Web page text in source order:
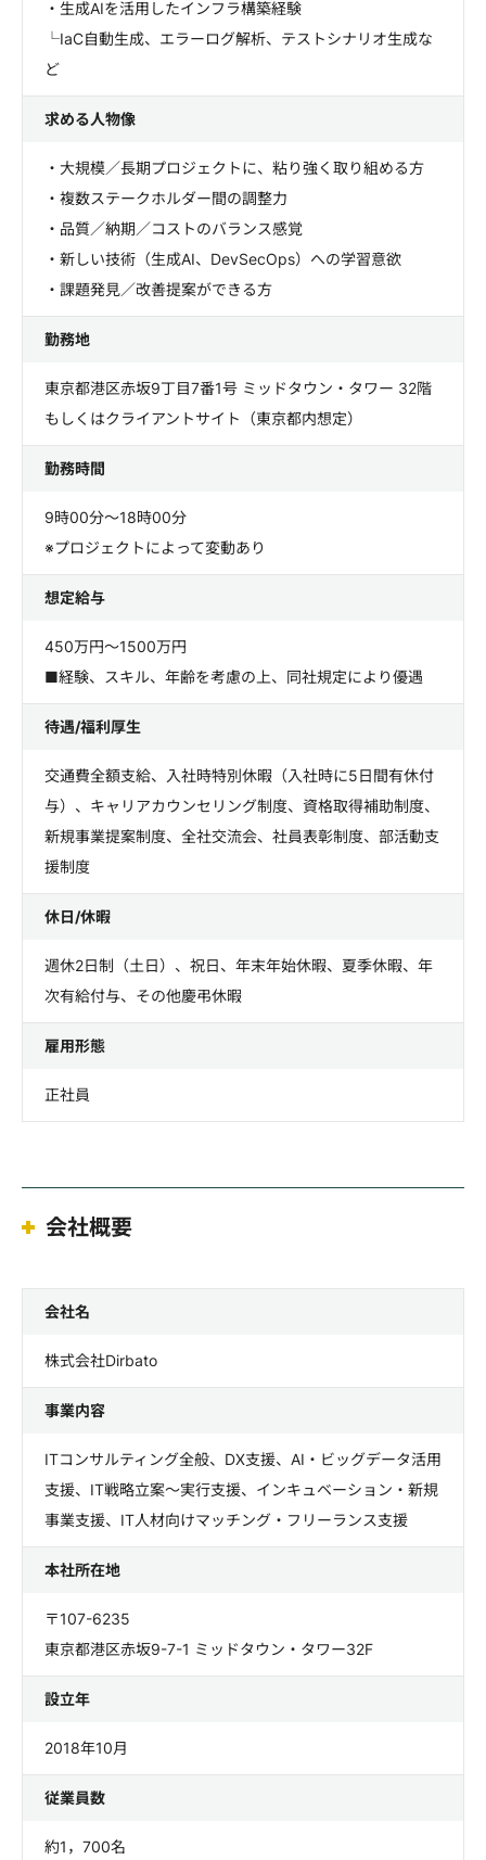
・生成AIを活用したインフラ構築経験
└IaC自動生成、エラーログ解析、テストシナリオ生成な
ど
求める人物像
・大規模／長期プロジェクトに、粘り強く取り組める方
・複数ステークホルダー間の調整力
・品質／納期／コストのバランス感覚
・新しい技術（生成AI、DevSecOps）への学習意欲
・課題発見／改善提案ができる方
勤務地
東京都港区赤坂9丁目7番1号 ミッドタウン・タワー 32階
もしくはクライアントサイト（東京都内想定）
勤務時間
9時00分～18時00分
※プロジェクトによって変動あり
想定給与
450万円～1500万円
■経験、スキル、年齢を考慮の上、同社規定により優遇
待遇/福利厚生
交通費全額支給、入社時特別休暇（入社時に5日間有休付
与）、キャリアカウンセリング制度、資格取得補助制度、
新規事業提案制度、全社交流会、社員表彰制度、部活動支
援制度
休日/休暇
週休2日制（土日）、祝日、年末年始休暇、夏季休暇、年
次有給付与、その他慶弔休暇
雇用形態
正社員
会社概要
会社名
株式会社Dirbato
事業内容
ITコンサルティング全般、DX支援、AI・ビッグデータ活用
支援、IT戦略立案～実行支援、インキュベーション・新規
事業支援、IT人材向けマッチング・フリーランス支援
本社所在地
〒107-6235
東京都港区赤坂9-7-1 ミッドタウン・タワー32F
設立年
2018年10月
従業員数
約1，700名